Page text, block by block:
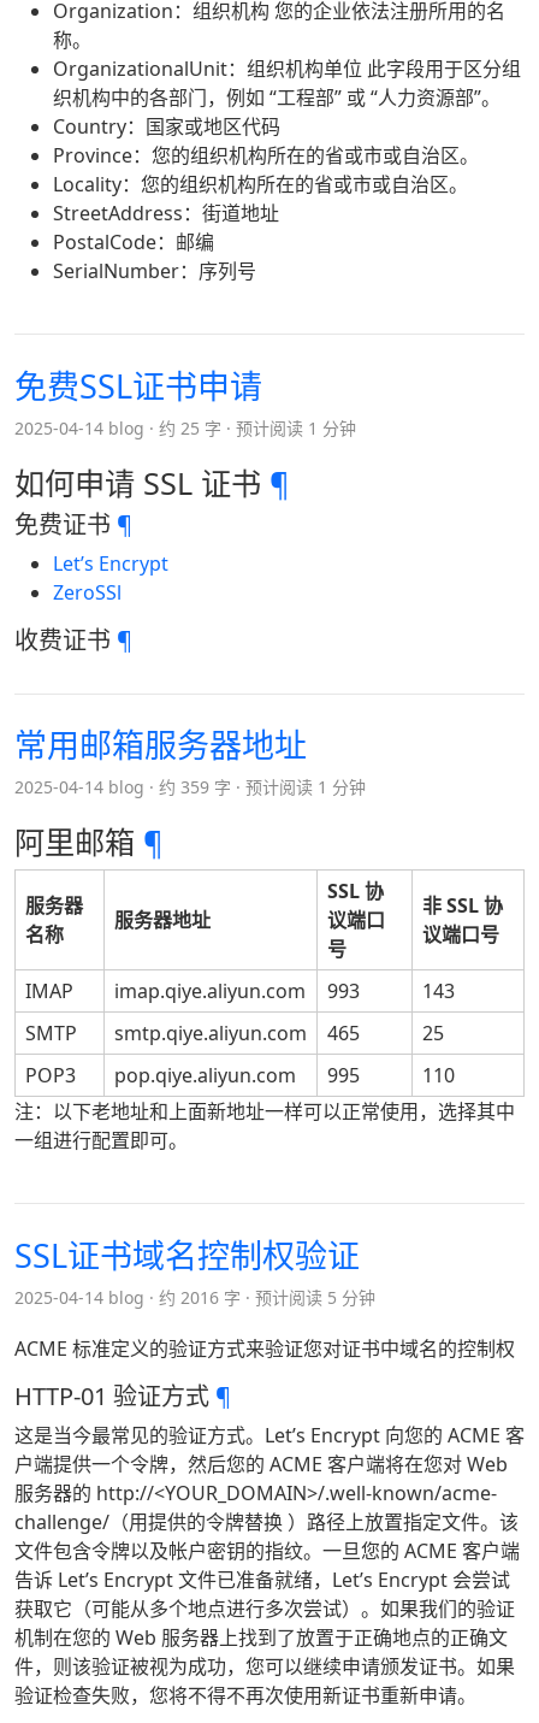
Organization：组织机构 您的企业依法注册所用的名
称。
OrganizationalUnit：组织机构单位 此字段用于区分组
织机构中的各部门，例如 “工程部” 或 “人力资源部”。
Country：国家或地区代码
Province：您的组织机构所在的省或市或自治区。
Locality：您的组织机构所在的省或市或自治区。
StreetAddress：街道地址
PostalCode：邮编
SerialNumber：序列号
免费SSL证书申请
2025-04-14 blog 约 25 字 预计阅读 1 分钟
如何申请 SSL 证书 ¶
免费证书 ¶
Let’s Encrypt
ZeroSSl
收费证书 ¶
常用邮箱服务器地址
2025-04-14 blog 约 359 字 预计阅读 1 分钟
阿里邮箱 ¶
服务器
名称
服务器地址
SSL 协
议端口
号
非 SSL 协
议端口号
IMAP imap.qiye.aliyun.com 993
143
SMTP
smtp.qiye.aliyun.com 465
25
POP3
pop.qiye.aliyun.com 995
110
注：以下老地址和上面新地址一样可以正常使用，选择其中
一组进行配置即可。
SSL证书域名控制权验证
2025-04-14 blog 约 2016 字 预计阅读 5 分钟
ACME 标准定义的验证方式来验证您对证书中域名的控制权
HTTP-01 验证方式 ¶
这是当今最常见的验证方式。Let’s Encrypt 向您的 ACME 客
户端提供一个令牌，然后您的 ACME 客户端将在您对 Web
服务器的 http://<YOUR_DOMAIN>/.well-known/acme-
challenge/ （用提供的令牌替换 ）路径上放置指定文件。该
文件包含令牌以及帐户密钥的指纹。一旦您的 ACME 客户端
告诉 Let’s Encrypt 文件已准备就绪，Let’s Encrypt 会尝试
获取它（可能从多个地点进行多次尝试）。如果我们的验证
机制在您的 Web 服务器上找到了放置于正确地点的正确文
件，则该验证被视为成功，您可以继续申请颁发证书。如果
验证检查失败，您将不得不再次使用新证书重新申请。